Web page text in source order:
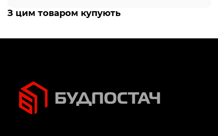
З цим товаром купують